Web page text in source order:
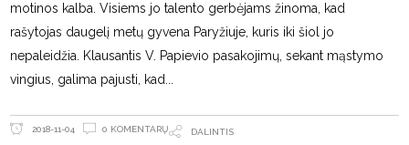
motinos kalba. Visiems jo talento gerbėjams žinoma, kad
rašytojas daugelį metų gyvena Paryžiuje, kuris iki šiol jo
nepaleidžia. Klausantis V. Papievio pasakojimų, sekant mąstymo
vingius, galima pajusti, kad
2018-11-04 0 KOMENTARŲ DALINTIS